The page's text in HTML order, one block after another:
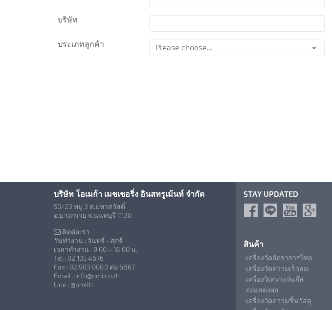
บริษัท
ประเภทลูกค้า
บริษัท โอเมก้า เมชเชอริ่ง อินสทรูเม้นท์ จำกัด
50/23 หมู่ 3 ต.มหาสวัสดิ์
อ.บางกรวย จ.นนทบุรี 11130
ติดต่อเรา
วันทำงาน : จันทร์ - ศุกร์
เวลาทำงาน : 9.00 – 18.00 น.
Tel : 02 105 4676
Fax : 02 903 0080 ต่อ 6867
Email : info@omi.co.th
Line : @omith
STAY UPDATED
สินค้า
เครื่องวัดอัตราการไหล
เครื่องวัดความเร็วลม
เครื่องวิเคราะห์แก๊ส
จอแสดงผล
เครื่องวัดความชื้นวัสดุ